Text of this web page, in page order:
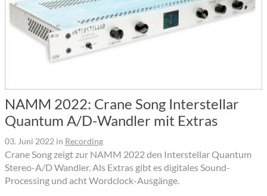
NAMM 2022: Crane Song Interstellar
Quantum A/D-Wandler mit Extras
03. Juni 2022 in Recording
Crane Song zeigt zur NAMM 2022 den Interstellar Quantum
Stereo-A/D Wandler. Als Extras gibt es digitales Sound-
Processing und acht Wordclock-Ausgänge.